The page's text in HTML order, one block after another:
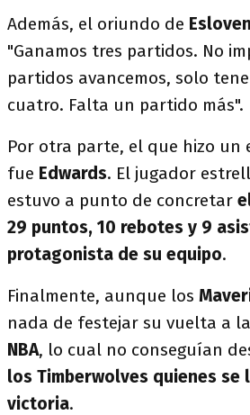
Además, el oriundo de
"Ganamos tres partidos. No
partidos avancemos, solo
cuatro. Falta un partido más".
Por otra parte, el que hizo un
fue Edwards. El jugador
estuvo a punto de concretar
29 puntos, 10 rebotes y 9
protagonista de su equipo.
Finalmente, aunque los
nada de festejar su vuelta a
NBA, lo cual no conseguían
los Timberwolves quienes se
victoria.